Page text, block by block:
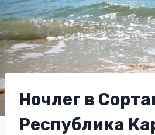
Ночлег в
Республика